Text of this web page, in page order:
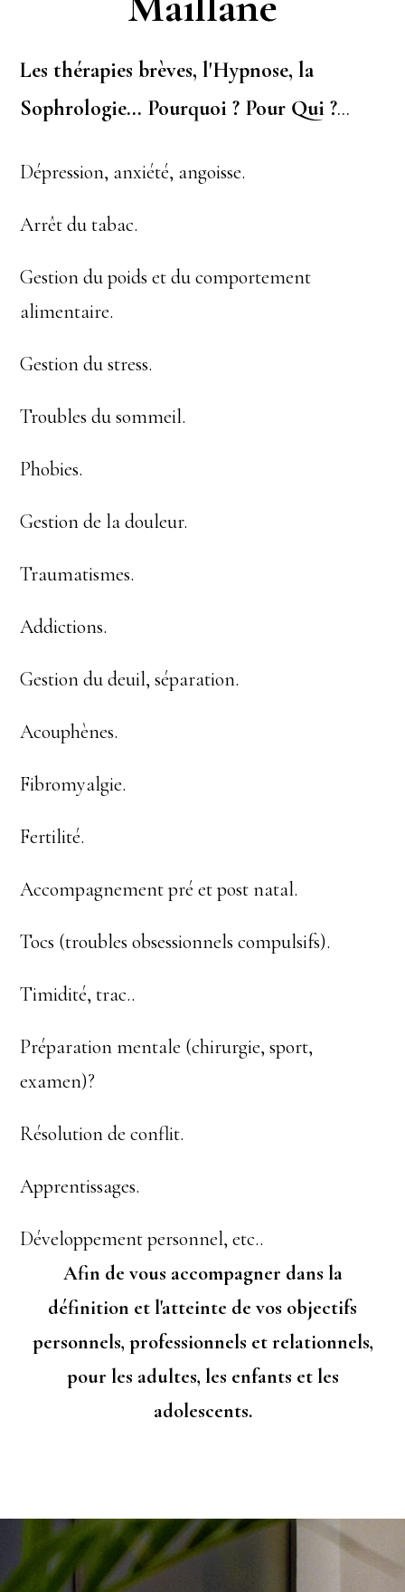
Les thérapies brèves, l'Hypnose, la
Sophrologie… Pourquoi ? Pour Qui ?...
Dépression, anxiété, angoisse.
Arrêt du tabac.
Gestion du poids et du comportement
alimentaire.
Gestion du stress.
Troubles du sommeil.
Phobies.
Gestion de la douleur.
Traumatismes.
Addictions.
Gestion du deuil, séparation.
Acouphènes.
Fibromyalgie.
Fertilité.
Accompagnement pré et post natal.
Tocs (troubles obsessionnels compulsifs).
Timidité, trac..
Préparation mentale (chirurgie, sport,
examen)?
Résolution de conflit.
Apprentissages.
Développement personnel, etc..
Afin de vous accompagner dans la
définition et l'atteinte de vos objectifs
personnels, professionnels et relationnels,
pour les adultes, les enfants et les
adolescents.